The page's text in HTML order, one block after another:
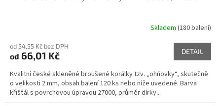
Skladem (180 balení)
od 54,55 Kč bez DPH
od 66,01 Kč DETAIL
Kvalitní české skleněné broušené korálky tzv. „ohňovky“, skutečně
o velikosti 2 mm, obsah balení 120 ks nebo níže uvedené. Barva
křišťál s povrchovou úpravou 27000, průměr dírky...